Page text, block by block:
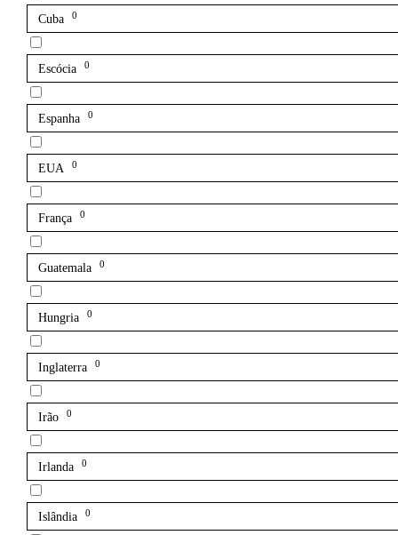
Cuba 0
Escócia 0
Espanha 0
EUA 0
França 0
Guatemala 0
Hungria 0
Inglaterra 0
Irão 0
Irlanda 0
Islândia 0